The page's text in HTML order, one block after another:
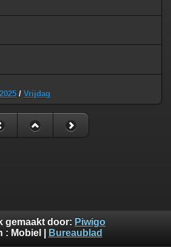
/ Vrijdag
gemaakt door: Piwigo
: Mobiel Bureaublad